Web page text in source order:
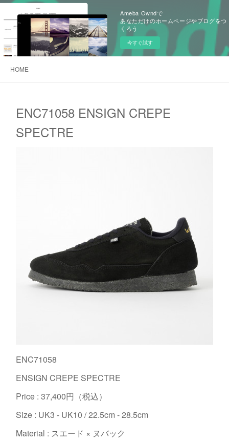
Ameba Owndで
あなただけのホームページやブログをつ
くろう
今すぐ試す
HOME
ENC71058 ENSIGN CREPE
SPECTRE
ENC71058
ENSIGN CREPE SPECTRE
Price : 37,400円（税込）
Size : UK3 - UK10 / 22.5cm - 28.5cm
Material : スエード × ヌバック